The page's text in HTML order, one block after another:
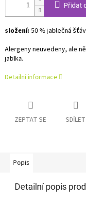
Přidat
složení: 50 % jablečná
Alergeny neuvedeny, ale
jablka.
Detailní informace
ZEPTAT SE SDÍLET
Popis
Detailní popis